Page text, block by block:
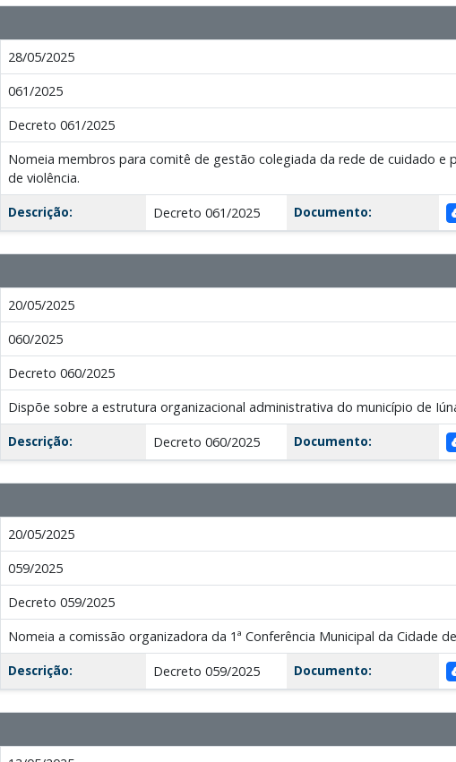
28/05/2025
061/2025
Decreto 061/2025
Nomeia membros para comitê de gestão colegiada da rede de cuidado e
de violência.
Descrição: Decreto 061/2025 Documento:
20/05/2025
060/2025
Decreto 060/2025
Dispõe sobre a estrutura organizacional administrativa do município de
Descrição: Decreto 060/2025 Documento:
20/05/2025
059/2025
Decreto 059/2025
Nomeia a comissão organizadora da 1ª Conferência Municipal da Cidade
Descrição: Decreto 059/2025 Documento: